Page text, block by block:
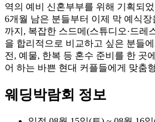
역의 예비 신혼부부를 위해 기획되
6개월 남은 분들부터 이제 막 예식
까지, 복잡한 스드메(스튜디오·드레
을 합리적으로 비교하고 싶은 분들
전, 예물, 한복 등 혼수 준비를 한 곳
어 하는 바쁜 현대 커플들에게 맞춤
웨딩박람회 정보